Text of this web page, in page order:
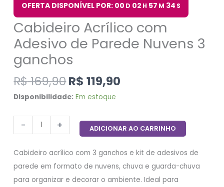
OFERTA DISPONÍVEL POR: 00 D 02 H 57 M 34 S
Cabideiro Acrílico com
Adesivo de Parede Nuvens 3
ganchos
R$169,90R$ 119,90
Disponibilidade: Em estoque
- + ADICIONAR AO CARRINHO
Cabideiro acrílico com 3 ganchos e kit de adesivos de
parede em formato de nuvens, chuva e guarda-chuva
para organizar e decorar o ambiente. Ideal para